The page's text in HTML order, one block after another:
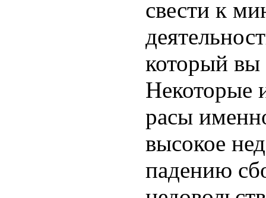
свести к
который вы
Некоторые
расы
высокое
падению